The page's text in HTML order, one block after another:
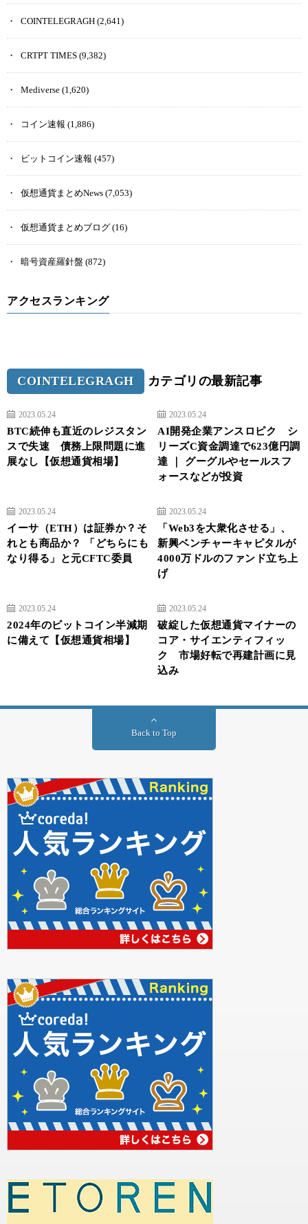
COINTELEGRAGH (2,641)
CRTPT TIMES (9,382)
Mediverse (1,620)
コイン速報 (1,886)
ビットコイン速報 (457)
仮想通貨まとめNews (7,053)
仮想通貨まとめブログ (16)
暗号資産羅針盤 (872)
アクセスランキング
COINTELEGRAGH カテゴリの最新記事
2023.05.24
BTC続伸も直近のレジスタン
スで失速 債務上限問題に進
展なし【仮想通貨相場】
2023.05.24
AI開発企業アンスロピク シ
リーズC資金調達で623億円調
達 ｜ グーグルやセールスフ
ォースなどが投資
2023.05.24
イーサ（ETH）は証券か？そ
れとも商品か？ 「どちらにも
なり得る」と元CFTC委員
2023.05.24
「Web3を大衆化させる」、
新興ベンチャーキャピタルが
4000万ドルのファンド立ち上
げ
2023.05.24
2024年のビットコイン半減期
に備えて【仮想通貨相場】
2023.05.24
破綻した仮想通貨マイナーの
コア・サイエンティフィッ
ク 市場好転で再建計画に見
込み
Back to Top